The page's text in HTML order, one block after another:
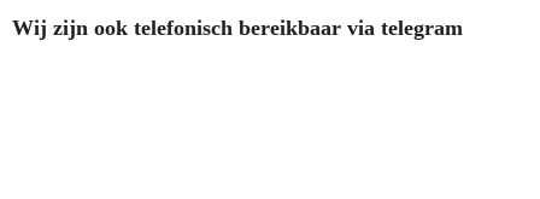
Wij zijn ook telefonisch bereikbaar via telegram